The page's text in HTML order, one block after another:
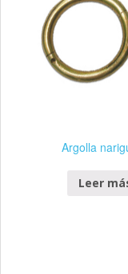
Argolla
Leer